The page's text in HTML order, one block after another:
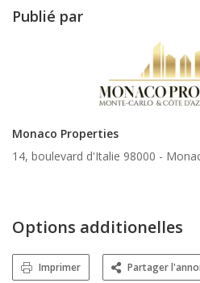
Publié par
Monaco Properties
14, boulevard d'Italie 98000 -
Options additionelles
Imprimer Partager